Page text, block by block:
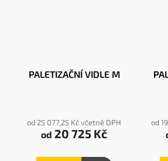
PALETIZAČNÍ VIDLE M
od 25 077,25 Kč včetně DPH
od 20 725 Kč
od